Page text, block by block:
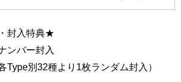
封入特典★
ンバー封入
Type別32種より1枚ランダム封入）